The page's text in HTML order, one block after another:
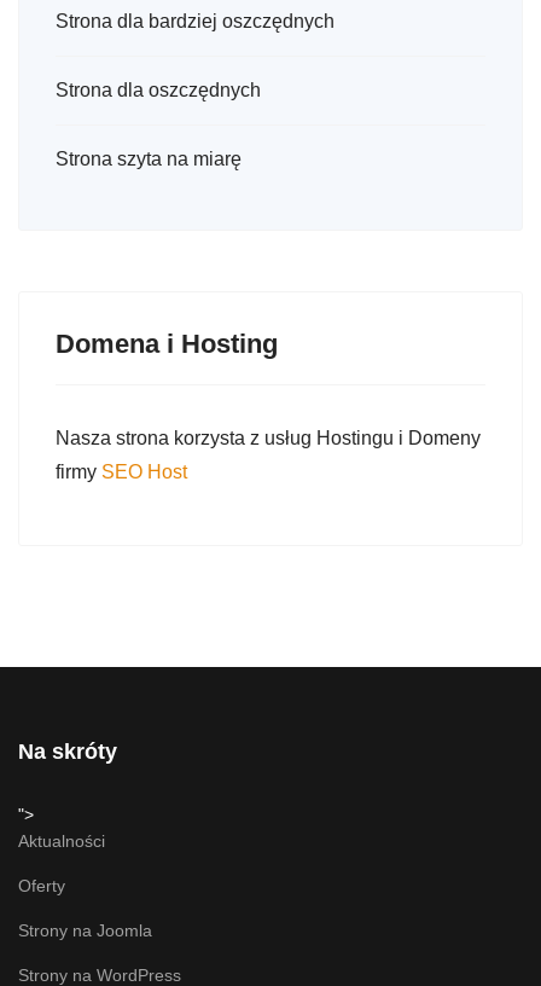
Strona dla bardziej oszczędnych
Strona dla oszczędnych
Strona szyta na miarę
Domena i Hosting
Nasza strona korzysta z usług Hostingu i Domeny
firmy SEO Host
Na skróty
">
Aktualności
Oferty
Strony na Joomla
Strony na WordPress